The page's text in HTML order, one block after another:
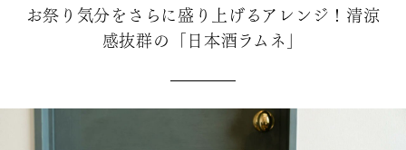
お祭り気分をさらに盛り上げるアレンジ！清涼
感抜群の「日本酒ラムネ」